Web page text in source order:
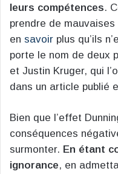
leurs compétences.
prendre de
en savoir plus qu’ils
porte le nom de deux
et Justin Kruger, qui
dans un article publié
Bien que l’effet
conséquences
surmonter. En étant
ignorance, en